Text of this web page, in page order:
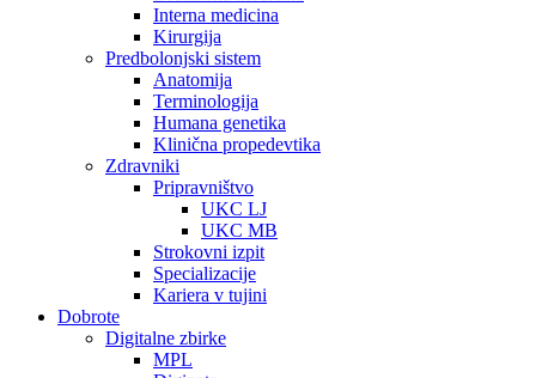
Interna medicina
Kirurgija
Predbolonjski sistem
Anatomija
Terminologija
Humana genetika
Klinična propedevtika
Zdravniki
Pripravništvo
UKC LJ
UKC MB
Strokovni izpit
Specializacije
Kariera v tujini
Dobrote
Digitalne zbirke
MPL